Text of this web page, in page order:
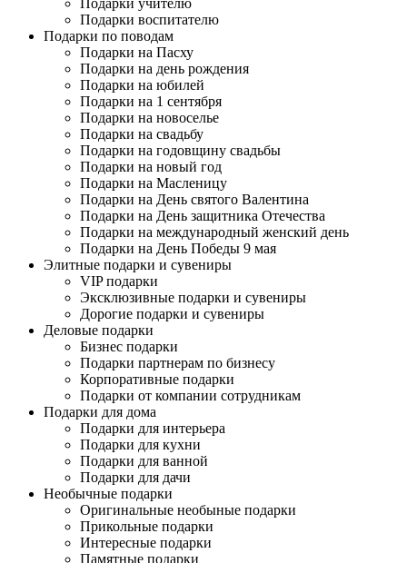
Подарки учителю
Подарки воспитателю
Подарки по поводам
Подарки на Пасху
Подарки на день рождения
Подарки на юбилей
Подарки на 1 сентября
Подарки на новоселье
Подарки на свадьбу
Подарки на годовщину свадьбы
Подарки на новый год
Подарки на Масленицу
Подарки на День святого Валентина
Подарки на День защитника Отечества
Подарки на международный женский день
Подарки на День Победы 9 мая
Элитные подарки и сувениры
VIP подарки
Эксклюзивные подарки и сувениры
Дорогие подарки и сувениры
Деловые подарки
Бизнес подарки
Подарки партнерам по бизнесу
Корпоративные подарки
Подарки от компании сотрудникам
Подарки для дома
Подарки для интерьера
Подарки для кухни
Подарки для ванной
Подарки для дачи
Необычные подарки
Оригинальные необыные подарки
Прикольные подарки
Интересные подарки
Памятные подарки